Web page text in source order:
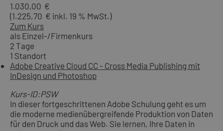
1.030,00 €
(1.225,70 € inkl. 19 % MwSt.)
Zum Kurs
als Einzel-/Firmenkurs
2 Tage
1 Standort
Adobe Creative Cloud CC - Cross Media Publishing mit
InDesign und Photoshop
Kurs-ID:PSW
In dieser fortgeschrittenen Adobe Schulung geht es um
die moderne medienübergreifende Produktion von Daten
für den Druck und das Web. Sie lernen, Ihre Daten in